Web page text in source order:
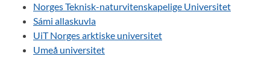
Norges Teknisk-naturvitenskapelige Universitet
Sámi allaskuvla
UiT Norges arktiske universitet
Umeå universitet